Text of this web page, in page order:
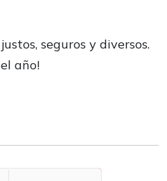
seguros y diversos.
año!